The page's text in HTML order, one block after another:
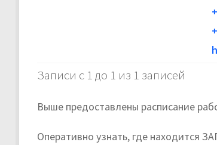
Записи с 1 до 1 из 1 записей
Выше предоставлены расписание
Оперативно узнать, где находится